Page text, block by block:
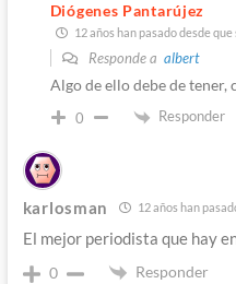
Diógenes Pantarújez
12 años han pasado desde
Responde a albert
Algo de ello debe de
0 Responder
karlosman 12 años han
El mejor periodista que hay
0 Responder